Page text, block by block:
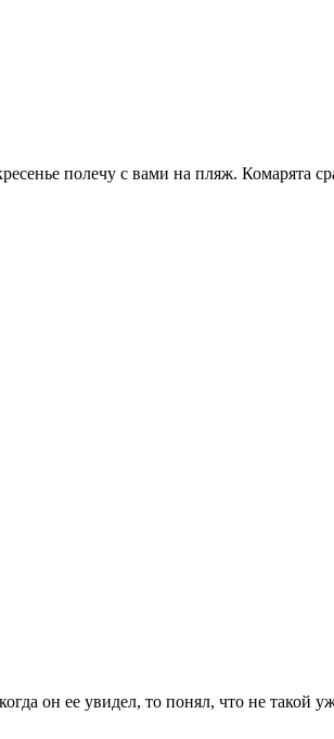
полечу с вами на пляж. Комарята
он ее увидел, то понял, что не такой